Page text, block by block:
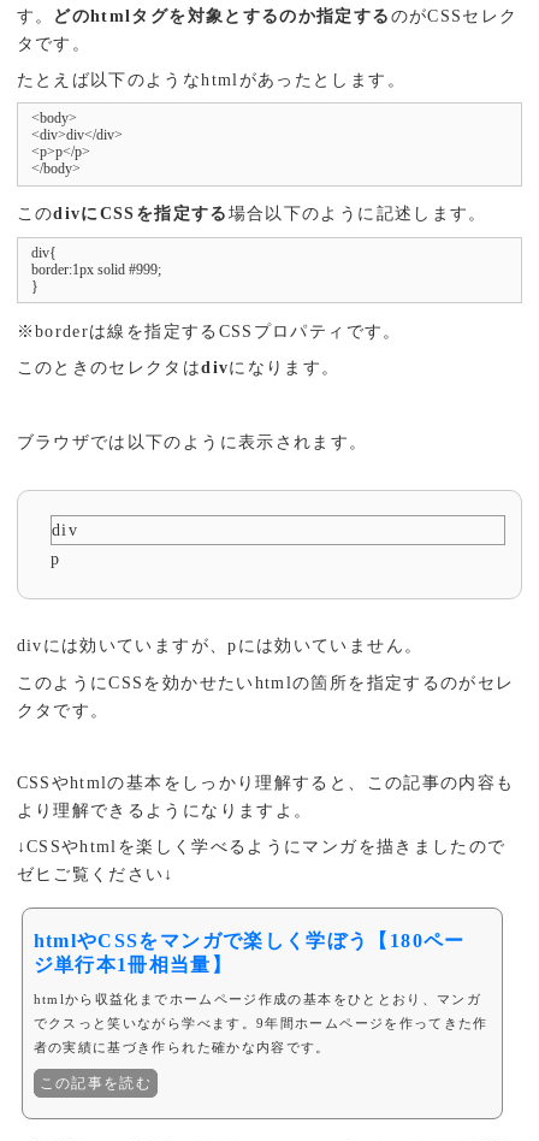
す。 どのhtmlタグを対象とするのか指定する のがCSSセレク
タです。
たとえば以下のようなhtmlがあったとします。
<body>
<div>div</div>
<p>p</p>
</body>
このdivにCSSを指定する 場合以下のように記述します。
div{
border:1px solid #999;
}
※borderは線を指定するCSSプロパティです。
このときのセレクタはdivになります。
ブラウザでは以下のように表示されます。
div
p
divには効いていますが、pには効いていません。
このようにCSSを効かせたいhtmlの箇所を指定するのがセレ
クタです。
CSSやhtmlの基本をしっかり理解すると、この記事の内容も
より理解できるようになりますよ。
↓CSSやhtmlを楽しく学べるようにマンガを描きましたので
ゼヒご覧ください↓
htmlやCSSをマンガで楽しく学ぼう【180ペー
ジ単行本1冊相当量】
htmlから収益化までホームページ作成の基本をひととおり、マンガ
でクスっと笑いながら学べます。9年間ホームページを作ってきた作
者の実績に基づき作られた確かな内容です。
この記事を読む